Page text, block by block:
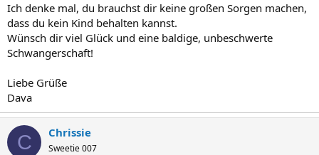
Ich denke mal, du brauchst dir keine großen Sorgen machen,
dass du kein Kind behalten kannst.
Wünsch dir viel Glück und eine baldige, unbeschwerte
Schwangerschaft!
Liebe Grüße
Dava
C Chrissie
Sweetie 007